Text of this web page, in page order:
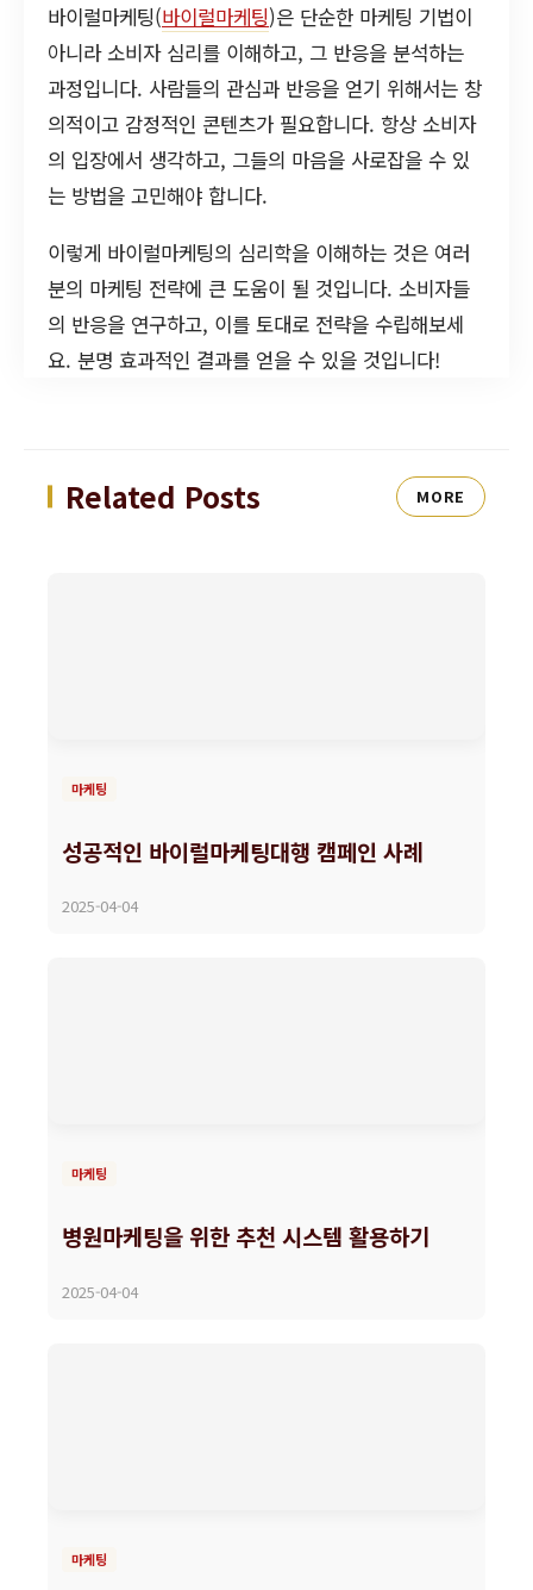
바이럴마케팅(바이럴마케팅)은 단순한 마케팅 기법이
아니라 소비자 심리를 이해하고, 그 반응을 분석하는
과정입니다. 사람들의 관심과 반응을 얻기 위해서는 창
의적이고 감정적인 콘텐츠가 필요합니다. 항상 소비자
의 입장에서 생각하고, 그들의 마음을 사로잡을 수 있
는 방법을 고민해야 합니다.
이렇게 바이럴마케팅의 심리학을 이해하는 것은 여러
분의 마케팅 전략에 큰 도움이 될 것입니다. 소비자들
의 반응을 연구하고, 이를 토대로 전략을 수립해보세
요. 분명 효과적인 결과를 얻을 수 있을 것입니다!
Related Posts MORE
마케팅
성공적인 바이럴마케팅대행 캠페인 사례
2025-04-04
마케팅
병원마케팅을 위한 추천 시스템 활용하기
2025-04-04
마케팅